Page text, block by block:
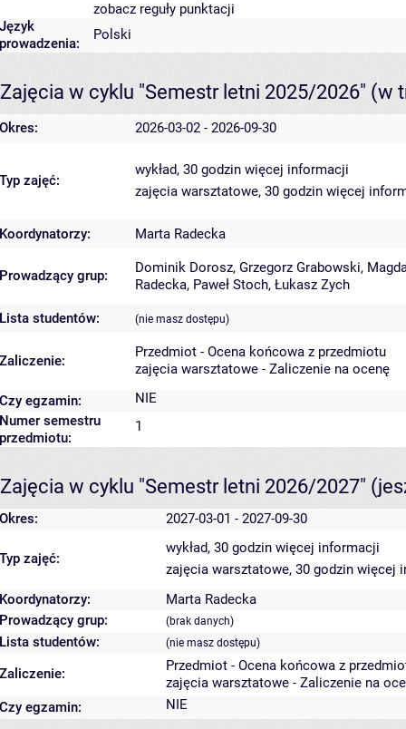
zobacz reguły punktacji
Język
prowadzenia:
Polski
Zajęcia w cyklu "Semestr letni 2025/2026" (w
Okres: 2026-03-02 - 2026-09-30
Typ zajęć:
wykład, 30 godzin więcej informacji
zajęcia warsztatowe, 30 godzin więcej
Koordynatorzy: Marta Radecka
Prowadzący grup: Dominik Dorosz, Grzegorz Grabowski,
Radecka, Paweł Stoch, Łukasz Zych
Lista studentów: (nie masz dostępu)
Zaliczenie:
Przedmiot - Ocena końcowa z przedmiotu
zajęcia warsztatowe - Zaliczenie na ocenę
Czy egzamin:
NIE
Numer semestru
przedmiotu:
1
Zajęcia w cyklu "Semestr letni 2026/2027"
Okres: 2027-03-01 - 2027-09-30
Typ zajęć:
wykład, 30 godzin więcej informacji
zajęcia warsztatowe, 30 godzin więcej
Koordynatorzy:
Marta Radecka
Prowadzący grup:
(brak danych)
Lista studentów: (nie masz dostępu)
Zaliczenie:
Przedmiot - Ocena końcowa z
zajęcia warsztatowe - Zaliczenie na
Czy egzamin:
NIE